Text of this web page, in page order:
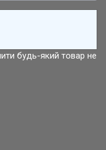
будь-який товар не